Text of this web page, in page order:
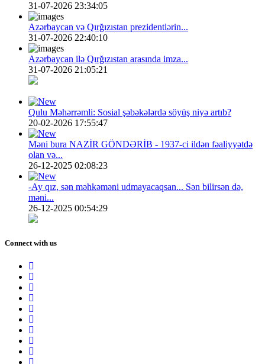
31-07-2026 23:34:05
Azərbaycan və Qırğızıstan prezidentlərin...
31-07-2026 22:40:10
Azərbaycan ilə Qırğızıstan arasında imza...
31-07-2026 21:05:21
Qulu Məhərrəmli: Sosial şəbəkələrdə söyüş niyə artıb?
20-02-2026 17:55:47
Məni bura NAZİR GÖNDƏRİB - 1937-ci ildən fəaliyyətdə
olan və...
26-12-2025 02:08:23
-Ay qız, sən məhkəməni udmayacaqsan... Sən bilirsən də,
məni...
26-12-2025 00:54:29
Connect with us